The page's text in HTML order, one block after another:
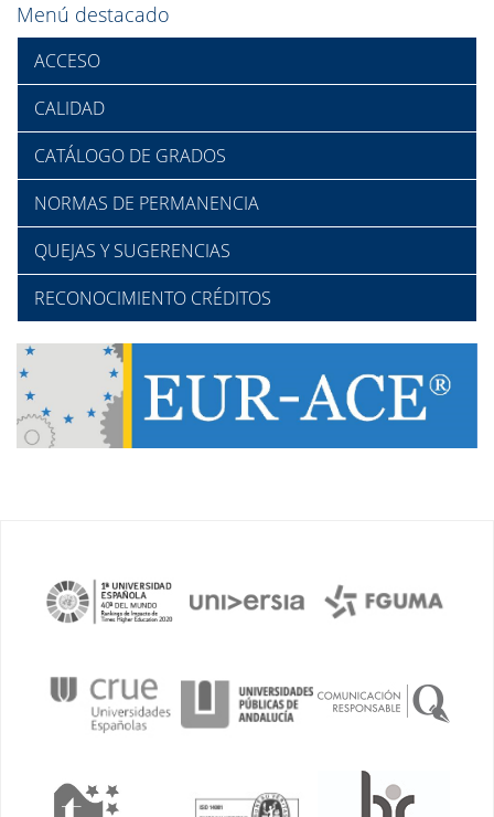
Menú destacado
ACCESO
CALIDAD
CATÁLOGO DE GRADOS
NORMAS DE PERMANENCIA
QUEJAS Y SUGERENCIAS
RECONOCIMIENTO CRÉDITOS